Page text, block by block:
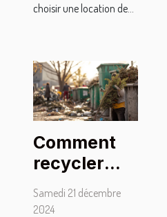
choisir une location de...
Comment
recycler
votre sapin
artificiel
Samedi 21 décembre
2024